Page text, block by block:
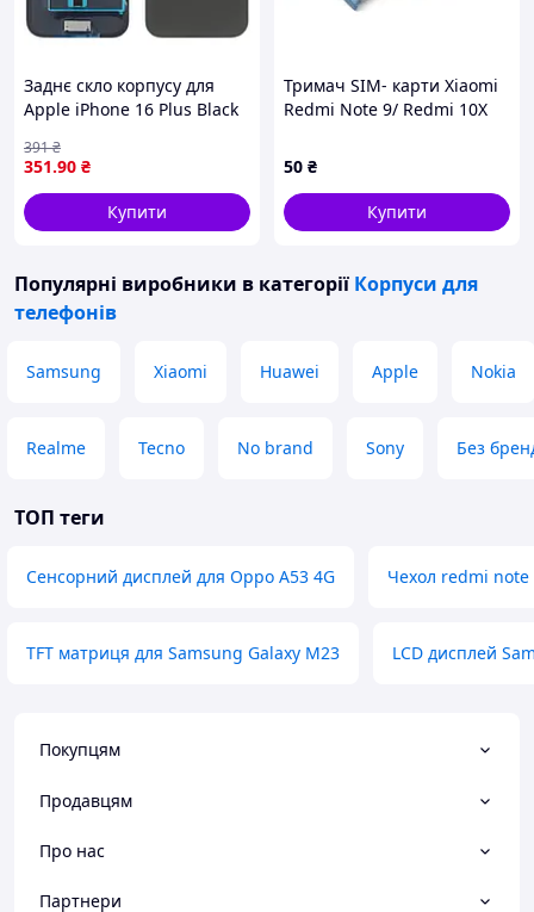
Заднє скло корпусу для
Apple iPhone 16 Plus Black
камери
351.90 ₴
391₴
Купити
Тримач SIM- карти Xiaomi
Redmi Note 9/ Redmi 10X
50 ₴
Купити
Популярні виробники в категорії Корпуси для
телефонів
Samsung Xiaomi Huawei Apple Nokia
Realme Tecno No brand Sony Без
ТОП теги
Сенсорний дисплей для Oppo A53 4G Чехол redmi note
TFT матриця для Samsung Galaxy M23 LCD дисплей
Покупцям
Продавцям
Про нас
Партнери